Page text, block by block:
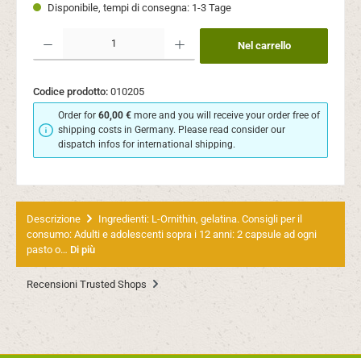
Disponibile, tempi di consegna: 1-3 Tage
Quantità del prodotto: inserisci la quantità desiderata o usa i pulsanti per
Nel carrello
Codice prodotto: 010205
Order for60,00 € more and you will receive your order free of
shipping costs in Germany. Please read consider our
dispatch infos for international shipping.
Descrizione
Ingredienti: L-Ornithin, gelatina. Consigli per il
consumo: Adulti e adolescenti sopra i 12 anni: 2 capsule ad ogni
pasto o… Di più
Recensioni Trusted Shops